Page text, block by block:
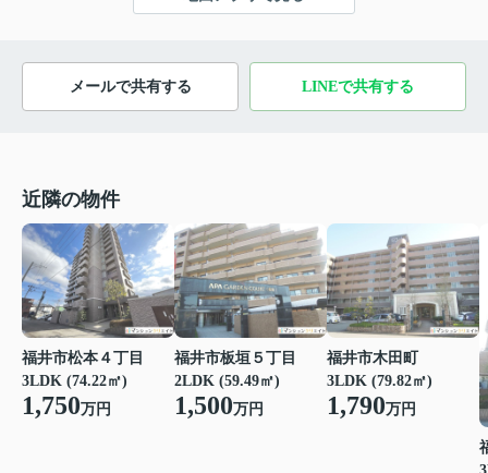
メールで共有する LINEで共有する
近隣の物件
福井市松本４丁目
3LDK (74.22㎡)
1,750万円
福井市板垣５丁目
2LDK (59.49㎡)
1,500万円
福井市木田町
3LDK (79.82㎡)
1,790万円